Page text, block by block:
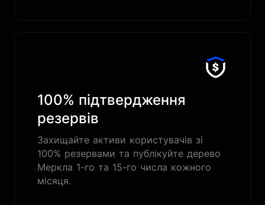
100% підтвердження
резервів
Захищайте активи користувачів зі
100% резервами та публікуйте дерево
Меркла 1-го та 15-го числа кожного
місяця.